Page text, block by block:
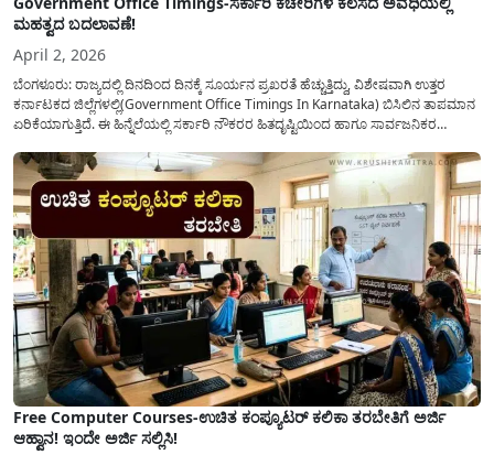
ಮಹತ್ವದ ಬದಲಾವಣೆ!
April 2, 2026
ಬೆಂಗಳೂರು: ರಾಜ್ಯದಲ್ಲಿ ದಿನದಿಂದ ದಿನಕ್ಕೆ ಸೂರ್ಯನ ಪ್ರಖರತೆ ಹೆಚ್ಚುತ್ತಿದ್ದು, ವಿಶೇಷವಾಗಿ ಉತ್ತರ
ಕರ್ನಾಟಕದ ಜಿಲ್ಲೆಗಳಲ್ಲಿ(Government Office Timings In Karnataka) ಬಿಸಿಲಿನ ತಾಪಮಾನ
ಏರಿಕೆಯಾಗುತ್ತಿದೆ. ಈ ಹಿನ್ನೆಲೆಯಲ್ಲಿ ಸರ್ಕಾರಿ ನೌಕರರ ಹಿತದೃಷ್ಟಿಯಿಂದ ಹಾಗೂ ಸಾರ್ವಜನಿಕರ
ಮತ್ತು ಕಲ್ಯಾಣ ಕರ್ನಾಟಕದ ಒಟ್ಟು 9 ಜಿಲ್ಲೆಗಳಲ್ಲಿ ಏಪ್ರಿಲ್...
Free Computer Courses-ಉಚಿತ ಕಂಪ್ಯೂಟರ್ ಕಲಿಕಾ ತರಬೇತಿಗೆ ಅರ್ಜಿ
ಆಹ್ವಾನ! ಇಂದೇ ಅರ್ಜಿ ಸಲ್ಲಿಸಿ!